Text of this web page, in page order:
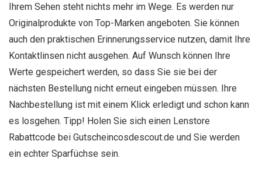
Ihrem Sehen steht nichts mehr im Wege. Es werden nur
Originalprodukte von Top-Marken angeboten. Sie können
auch den praktischen Erinnerungsservice nutzen, damit Ihre
Kontaktlinsen nicht ausgehen. Auf Wunsch können Ihre
Werte gespeichert werden, so dass Sie sie bei der
nächsten Bestellung nicht erneut eingeben müssen. Ihre
Nachbestellung ist mit einem Klick erledigt und schon kann
es losgehen. Tipp! Holen Sie sich einen Lenstore
Rabattcode bei Gutscheincosdescout.de und Sie werden
ein echter Sparfüchse sein.